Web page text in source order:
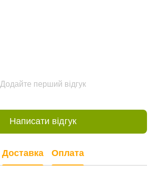
Додайте перший відгук
Написати відгук
Доставка Оплата